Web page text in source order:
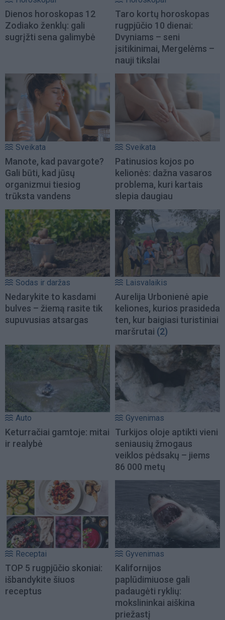
Dienos horoskopas 12
Zodiako ženklų: gali
sugrįžti sena galimybė
Taro kortų horoskopas
rugpjūčio 10 dienai:
Dvyniams – seni
įsitikinimai, Mergelėms –
nauji tikslai
Sveikata
Manote, kad pavargote?
Gali būti, kad jūsų
organizmui tiesiog
trūksta vandens
Sveikata
Patinusios kojos po
kelionės: dažna vasaros
problema, kuri kartais
slepia daugiau
Sodas ir daržas
Nedarykite to kasdami
bulves – žiemą rasite tik
supuvusias atsargas
Laisvalaikis
Aurelija Urbonienė apie
keliones, kurios prasideda
ten, kur baigiasi turistiniai
maršrutai (2)
Auto
Keturračiai gamtoje: mitai
ir realybė
Gyvenimas
Turkijos oloje aptikti vieni
seniausių žmogaus
veiklos pėdsakų – jiems
86 000 metų
Receptai
TOP 5 rugpjūčio skoniai:
išbandykite šiuos
receptus
Gyvenimas
Kalifornijos
paplūdimiuose gali
padaugėti ryklių:
mokslininkai aiškina
priežastį